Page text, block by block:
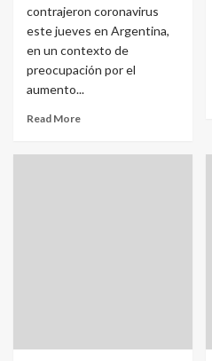
contrajeron coronavirus
este jueves en Argentina,
en un contexto de
preocupación por el
aumento...
Read More